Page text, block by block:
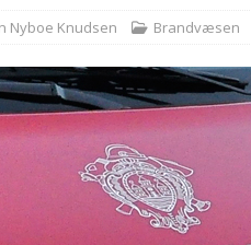
AUTOHJÆLP
Nyboe Knudsen Brandvæsen